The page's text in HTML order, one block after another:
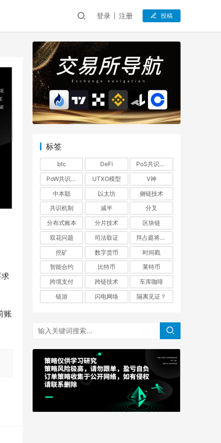
登录 注册 投稿
账
标签
btc DeFi
PoS共识机制
PoW共识机制
UTXO模型
V神
中本聪
以太坊
侧链技术
共识机制
减半
分叉
分布式账本
分片技术
区块链
双花问题
司法取证
拜占庭将军问题
挖矿
数字货币
时间戳
智能合约
比特币
莱特币
跨境支付
跨链技术
车库咖啡
链游
闪电网络 隔离见证？